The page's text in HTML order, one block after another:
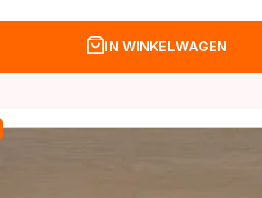
IN WINKELWAGEN